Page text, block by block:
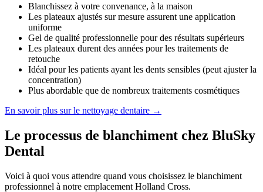
Blanchissez à votre convenance, à la maison
Les plateaux ajustés sur mesure assurent une application
uniforme
Gel de qualité professionnelle pour des résultats supérieurs
Les plateaux durent des années pour les traitements de
retouche
Idéal pour les patients ayant les dents sensibles (peut ajuster la
concentration)
Plus abordable que de nombreux traitements cosmétiques
En savoir plus sur le nettoyage dentaire →
Le processus de blanchiment chez BluSky
Dental
Voici à quoi vous attendre quand vous choisissez le blanchiment
professionnel à notre emplacement Holland Cross.